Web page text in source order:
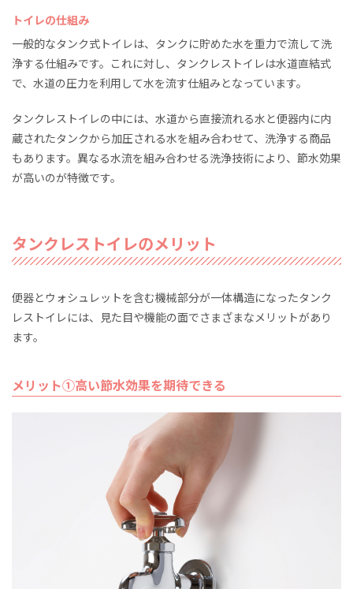
トイレの仕組み
一般的なタンク式トイレは、タンクに貯めた水を重力で流して洗
浄する仕組みです。これに対し、タンクレストイレは水道直結式
で、水道の圧力を利用して水を流す仕組みとなっています。
タンクレストイレの中には、水道から直接流れる水と便器内に内
蔵されたタンクから加圧される水を組み合わせて、洗浄する商品
もあります。異なる水流を組み合わせる洗浄技術により、節水効果
が高いのが特徴です。
タンクレストイレのメリット
便器とウォシュレットを含む機械部分が一体構造になったタンク
レストイレには、見た目や機能の面でさまざまなメリットがあり
ます。
メリット①高い節水効果を期待できる